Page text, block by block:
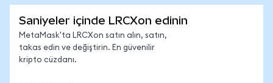
Saniyeler içinde LRCXon edinin
MetaMask'ta LRCXon satın alın, satın,
takas edin ve değiştirin. En güvenilir
kripto cüzdanı.